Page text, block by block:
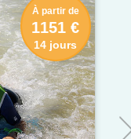
À partir de
1151 €
14 jours